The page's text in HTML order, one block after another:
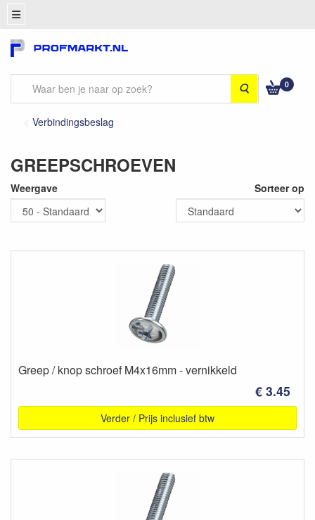
Zoeken 0
Verbindingsbeslag
GREEPSCHROEVEN
Weergave Sorteer op
Greep / knop schroef M4x16mm - vernikkeld
€ 3.45
Verder / Prijs inclusief btw